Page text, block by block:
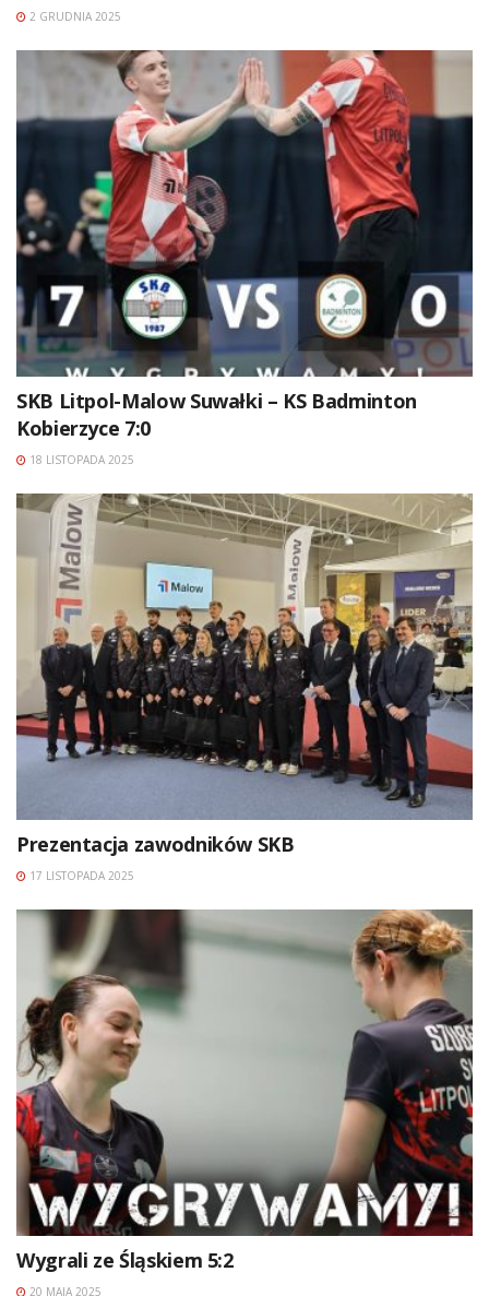
2 GRUDNIA 2025
SKB Litpol-Malow Suwałki – KS Badminton
Kobierzyce 7:0
18 LISTOPADA 2025
Prezentacja zawodników SKB
17 LISTOPADA 2025
Wygrali ze Śląskiem 5:2
20 MAJA 2025